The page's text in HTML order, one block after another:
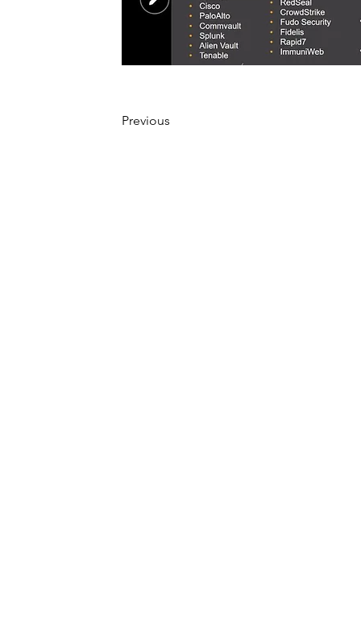
Previous